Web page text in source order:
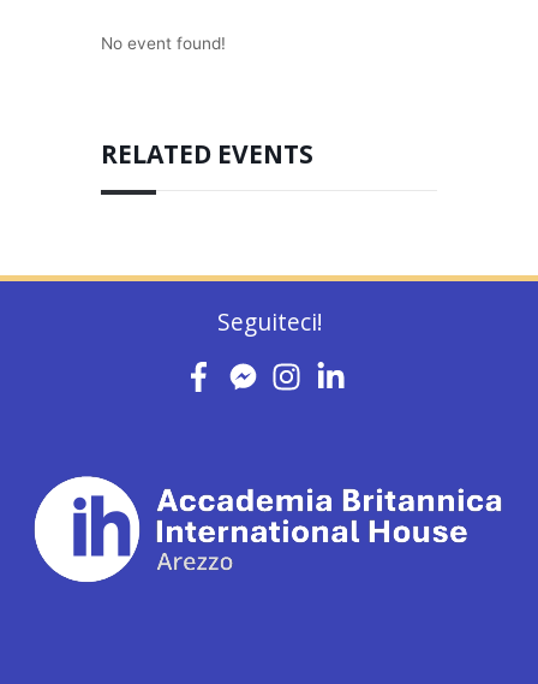
No event found!
RELATED EVENTS
Seguiteci!